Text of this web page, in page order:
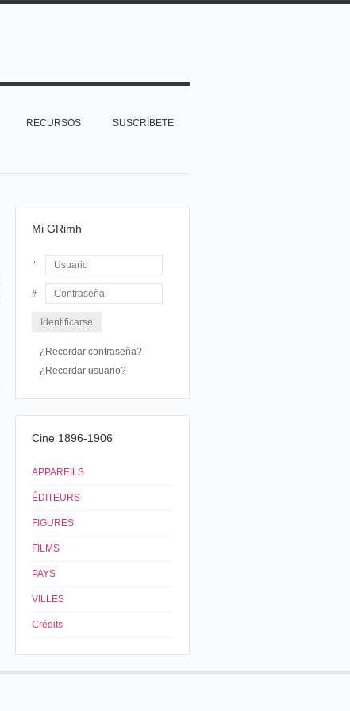
RECURSOS SUSCRÍBETE
Mi GRimh
Usuario
¿Recordar contraseña?
¿Recordar usuario?
Cine 1896-1906
APPAREILS
ÉDITEURS
FIGURES
FILMS
PAYS
VILLES
Crédits